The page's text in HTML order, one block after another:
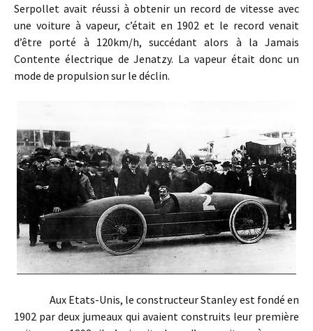
Serpollet avait réussi à obtenir un record de vitesse avec
une voiture à vapeur, c’était en 1902 et le record venait
d’être porté à 120km/h, succédant alors à la Jamais
Contente électrique de Jenatzy. La vapeur était donc un
mode de propulsion sur le déclin.
Aux Etats-Unis, le constructeur Stanley est fondé en
1902 par deux jumeaux qui avaient construits leur première